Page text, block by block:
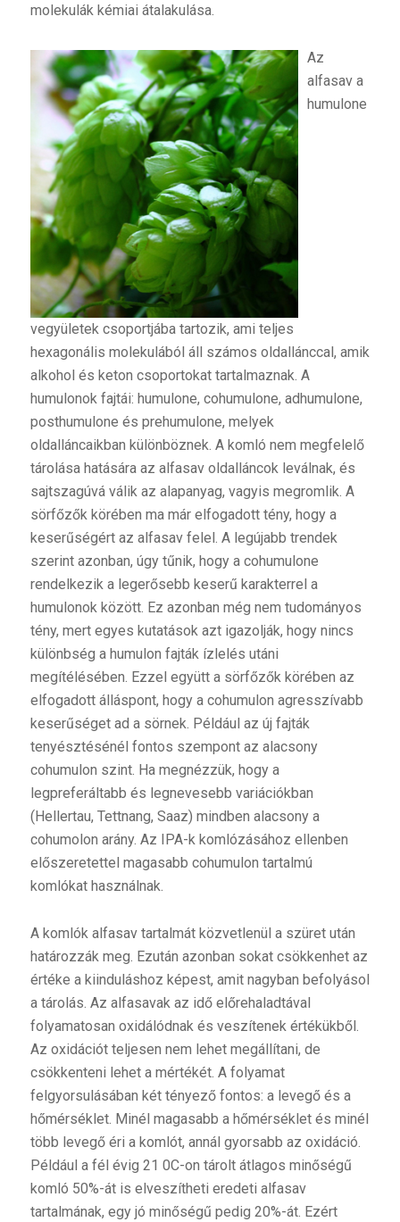
molekulák kémiai átalakulása.
Az
alfasav a
humulone
vegyületek csoportjába tartozik, ami teljes
hexagonális molekulából áll számos oldallánccal, amik
alkohol és keton csoportokat tartalmaznak. A
humulonok fajtái: humulone, cohumulone, adhumulone,
posthumulone és prehumulone, melyek
oldalláncaikban különböznek. A komló nem megfelelő
tárolása hatására az alfasav oldalláncok leválnak, és
sajtszagúvá válik az alapanyag, vagyis megromlik. A
sörfőzők körében ma már elfogadott tény, hogy a
keserűségért az alfasav felel. A legújabb trendek
szerint azonban, úgy tűnik, hogy a cohumulone
rendelkezik a legerősebb keserű karakterrel a
humulonok között. Ez azonban még nem tudományos
tény, mert egyes kutatások azt igazolják, hogy nincs
különbség a humulon fajták ízlelés utáni
megítélésében. Ezzel együtt a sörfőzők körében az
elfogadott álláspont, hogy a cohumulon agresszívabb
keserűséget ad a sörnek. Például az új fajták
tenyésztésénél fontos szempont az alacsony
cohumulon szint. Ha megnézzük, hogy a
legpreferáltabb és legnevesebb variációkban
(Hellertau, Tettnang, Saaz) mindben alacsony a
cohumolon arány. Az IPA-k komlózásához ellenben
előszeretettel magasabb cohumulon tartalmú
komlókat használnak.
A komlók alfasav tartalmát közvetlenül a szüret után
határozzák meg. Ezután azonban sokat csökkenhet az
értéke a kiinduláshoz képest, amit nagyban befolyásol
a tárolás. Az alfasavak az idő előrehaladtával
folyamatosan oxidálódnak és veszítenek értékükből.
Az oxidációt teljesen nem lehet megállítani, de
csökkenteni lehet a mértékét. A folyamat
felgyorsulásában két tényező fontos: a levegő és a
hőmérséklet. Minél magasabb a hőmérséklet és minél
több levegő éri a komlót, annál gyorsabb az oxidáció.
Például a fél évig 21 0C-on tárolt átlagos minőségű
komló 50%-át is elveszítheti eredeti alfasav
tartalmának, egy jó minőségű pedig 20%-át. Ezért